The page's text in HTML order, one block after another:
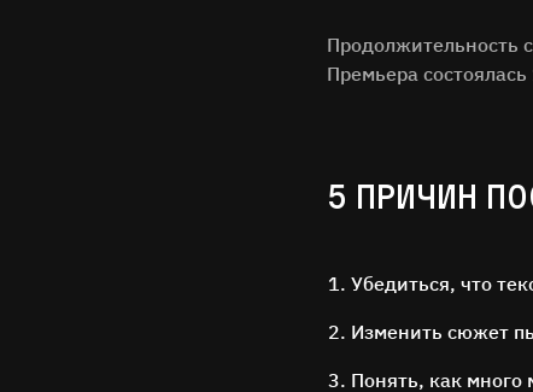
Продолжительность
Премьера
5 ПРИЧИН
Убедиться, что
Изменить сюжет
Понять, как много